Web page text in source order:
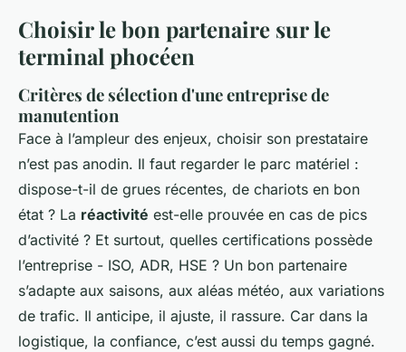
Choisir le bon partenaire sur le
terminal phocéen
Critères de sélection d'une entreprise de
manutention
Face à l’ampleur des enjeux, choisir son prestataire
n’est pas anodin. Il faut regarder le parc matériel :
dispose-t-il de grues récentes, de chariots en bon
état ? La réactivité est-elle prouvée en cas de pics
d’activité ? Et surtout, quelles certifications possède
l’entreprise - ISO, ADR, HSE ? Un bon partenaire
s’adapte aux saisons, aux aléas météo, aux variations
de trafic. Il anticipe, il ajuste, il rassure. Car dans la
logistique, la confiance, c’est aussi du temps gagné.